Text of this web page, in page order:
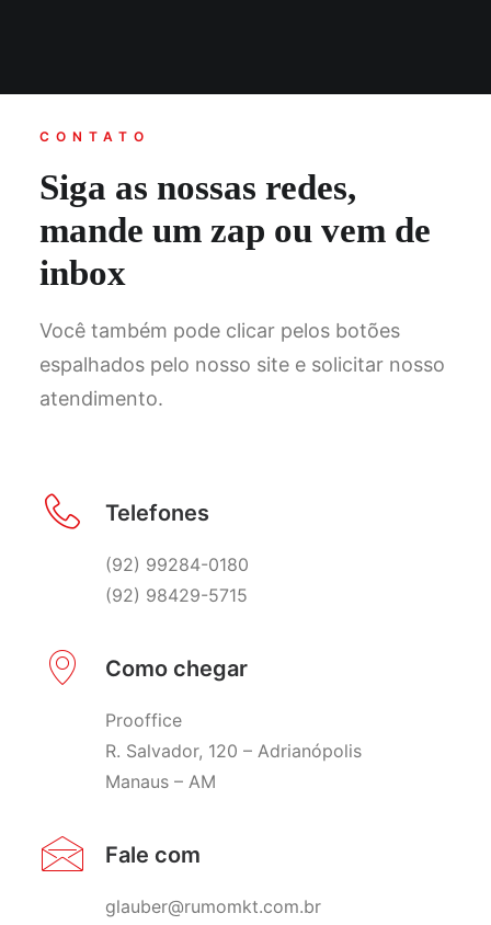
CONTATO
Siga as nossas redes,
mande um zap ou vem de
inbox
Você também pode clicar pelos botões
espalhados pelo nosso site e solicitar nosso
atendimento.
Telefones
(92) 99284-0180
(92) 98429-5715
Como chegar
Prooffice
R. Salvador, 120 – Adrianópolis
Manaus – AM
Fale com
glauber@rumomkt.com.br